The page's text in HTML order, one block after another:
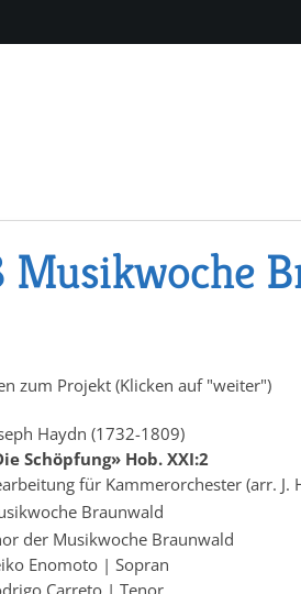
Musikwoche
zum Projekt (Klicken auf "weiter")
Haydn (1732-1809)
Schöpfung» Hob. XXI:2
für Kammerorchester (arr. J.
Braunwald
der Musikwoche Braunwald
Enomoto | Sopran
Carreto | Tenor